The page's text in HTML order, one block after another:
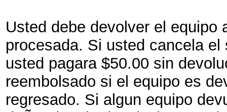
Usted debe devolver el equipo
procesada. Si usted cancela
usted pagara $50.00 sin
reembolsado si el equipo es
regresado. Si algun equipo